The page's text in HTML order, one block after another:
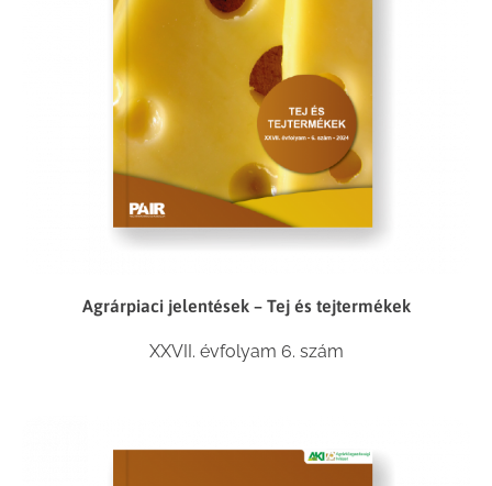
Agrárpiaci jelentések – Tej és tejtermékek
XXVII. évfolyam 6. szám